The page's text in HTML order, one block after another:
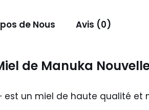
de Nous Avis (0)
de Manuka
est un miel de haute qualité